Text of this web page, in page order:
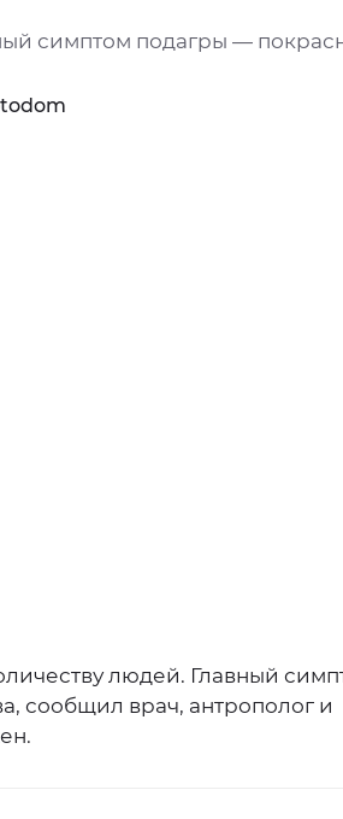
симптом подагры —
людей. Главный
сообщил врач, антрополог и